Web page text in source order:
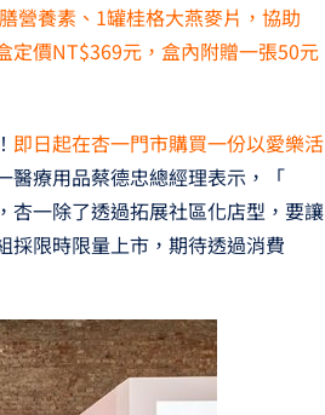
營養素、1罐桂格大燕麥片，協助
定價NT$369元，盒內附贈一張50元
即日起在杏一門市購買一份以愛樂活
醫療用品蔡德忠總經理表示，「
杏一除了透過拓展社區化店型，要讓
採限時限量上市，期待透過消費